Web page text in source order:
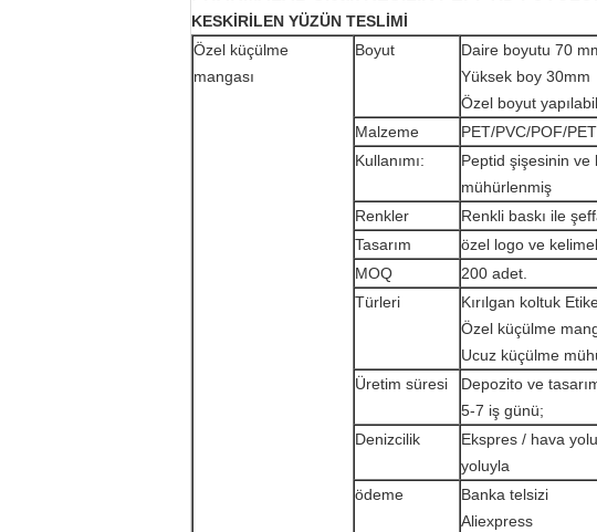
KESKİRİLEN YÜZÜN TESLİMİ
Özel küçülme
mangası
Boyut
Daire boyutu 70
Yüksek boy 30mm
Özel boyut
Malzeme
PET/PVC/POF/
Kullanımı:
Peptid şişesinin ve
mühürlenmiş
Renkler
Renkli baskı ile
Tasarım
özel logo ve
MOQ
200 adet.
Türleri
Kırılgan koltuk
Özel küçülme
Ucuz küçülme
Üretim süresi
Depozito ve
5-7 iş günü;
Denizcilik
Ekspres / hava
yoluyla
ödeme
Banka telsizi
Aliexpress